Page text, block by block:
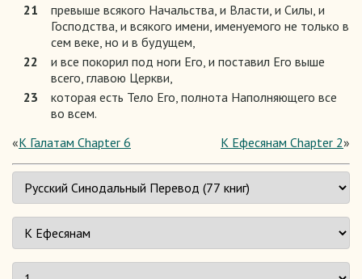
21
превыше всякого Начальства, и Власти, и Силы, и
Господства, и всякого имени, именуемого не только в
сем веке, но и в будущем,
22
и все покорил под ноги Его, и поставил Его выше
всего, главою Церкви,
23
которая есть Тело Его, полнота Наполняющего все
во всем.
«К Галатам Chapter 6 К Ефесянам Chapter 2»